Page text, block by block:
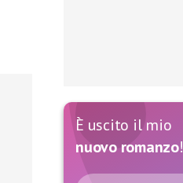
È uscito il mio
nuovo romanzo!